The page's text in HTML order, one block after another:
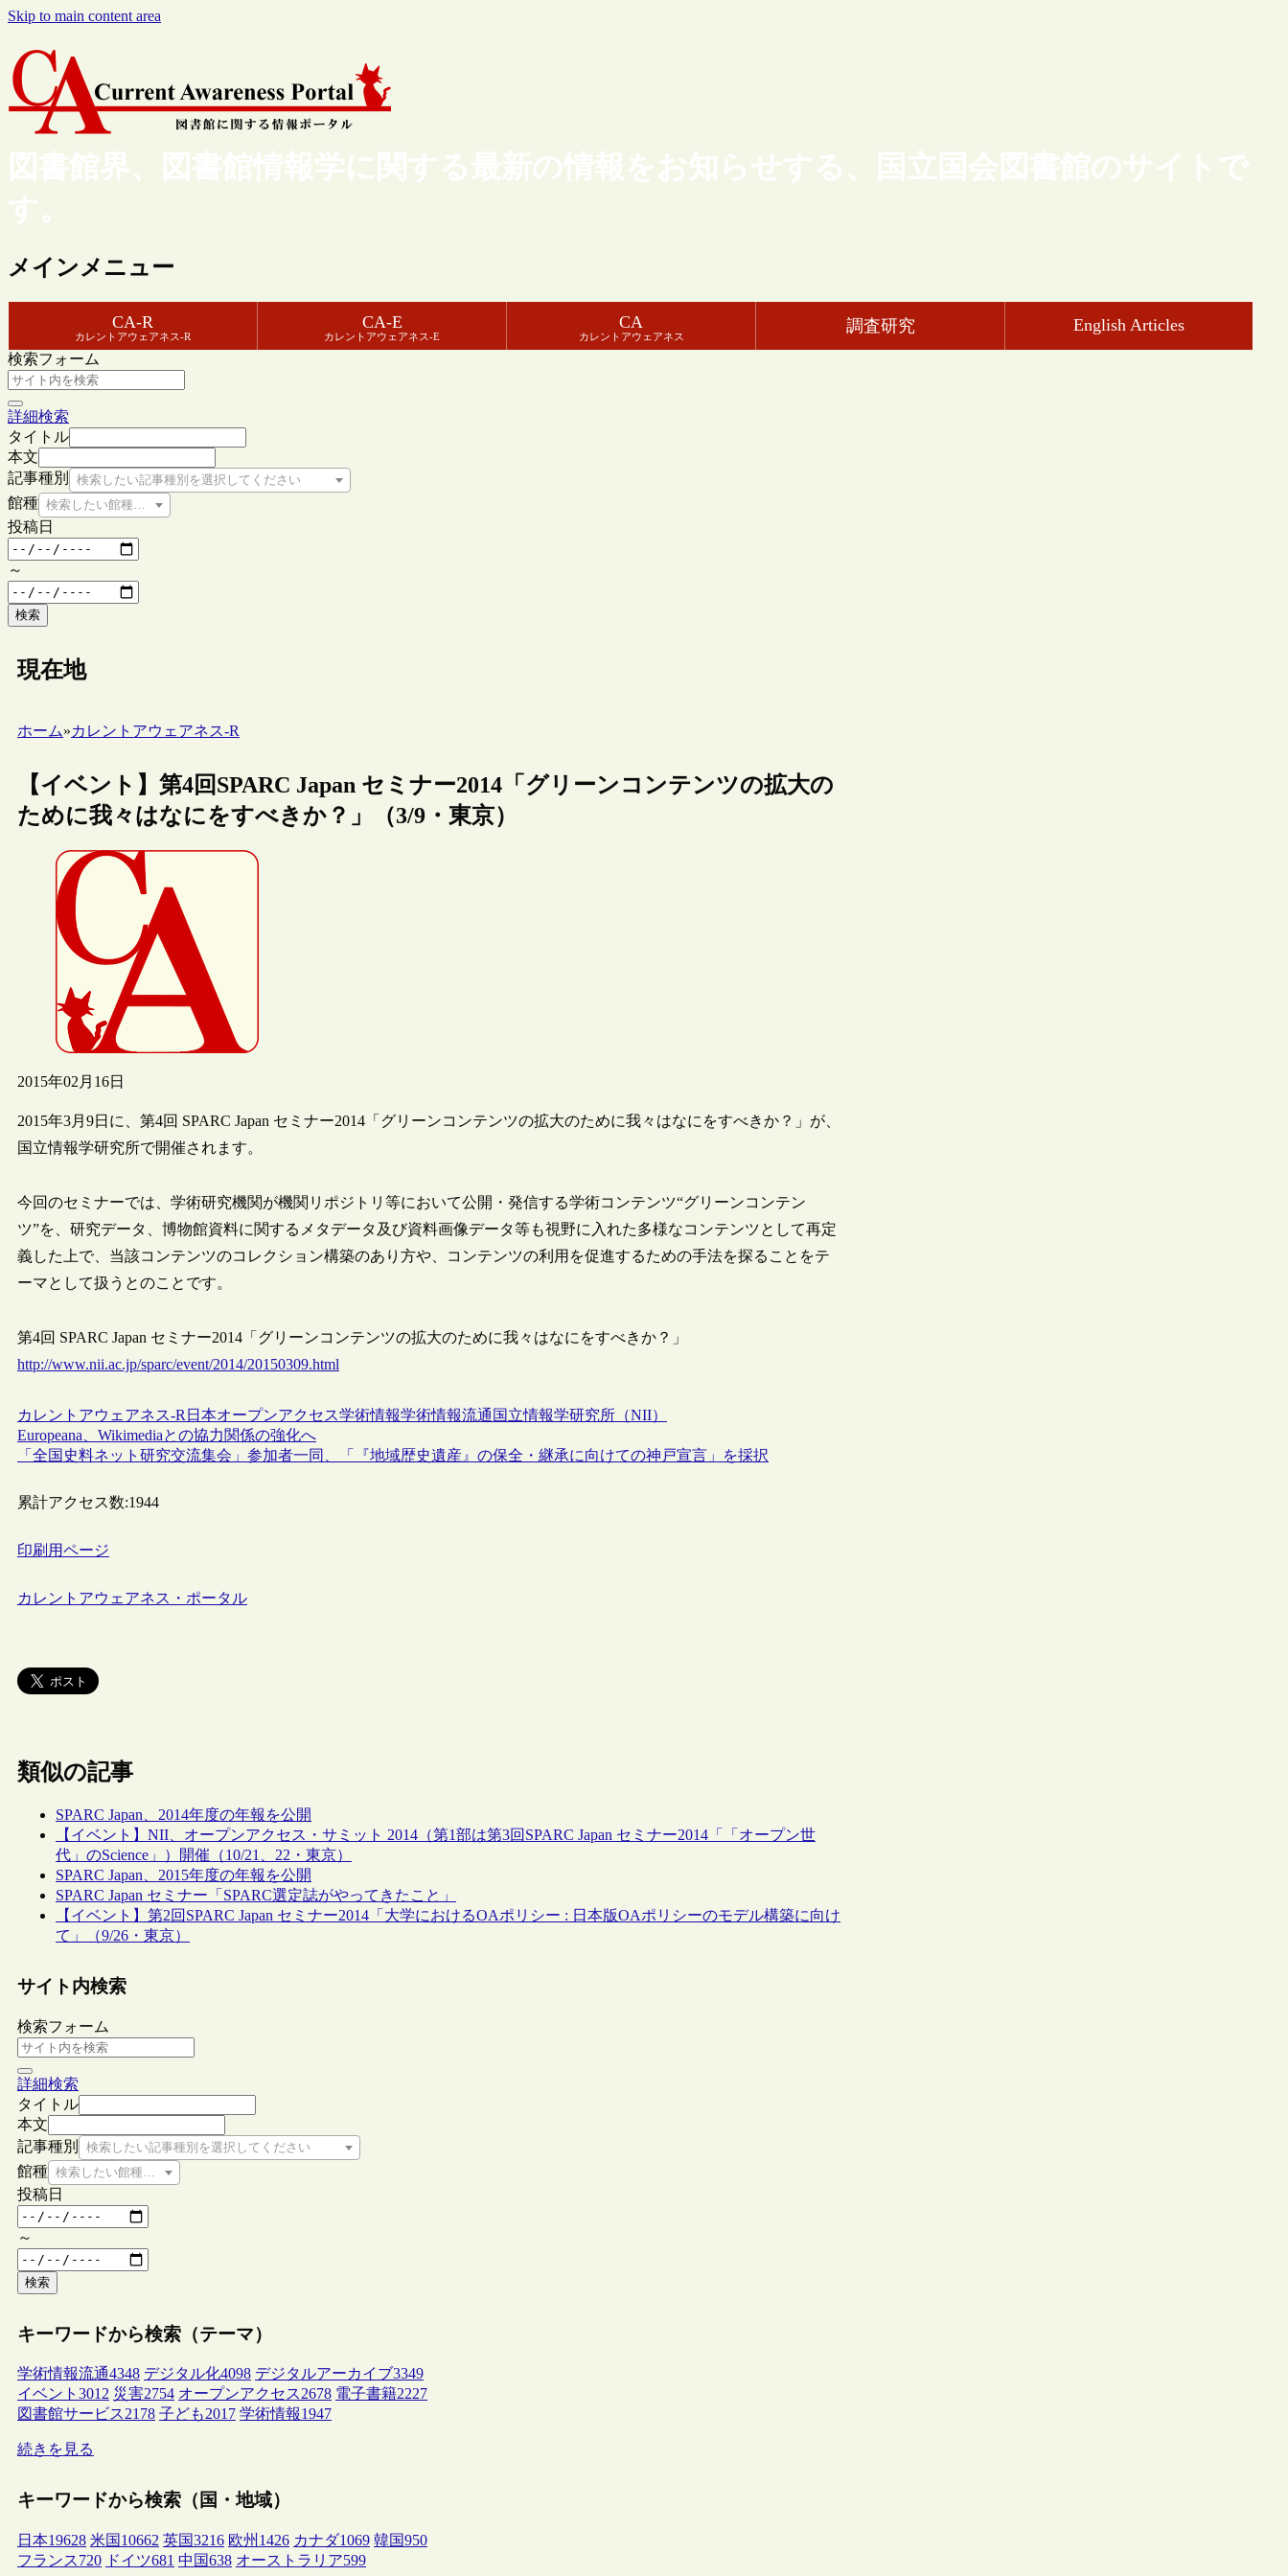
Skip to main content area
図書館界、図書館情報学に関する最新の情報をお知らせする、国立国会図書館のサイトで
す。
メインメニュー
CA-R
カレントアウェアネス-R
CA-E
カレントアウェアネス-E
CA
カレントアウェアネス
調査研究 English Articles
検索フォーム
詳細検索
タイトル
本文
記事種別
検索したい記事種別を選択してください
館種 検索したい館種を選択してください
投稿日
～
検索
現在地
ホーム»カレントアウェアネス-R
【イベント】第4回SPARC Japan セミナー2014「グリーンコンテンツの拡大の
ために我々はなにをすべきか？」（3/9・東京）
2015年02月16日
2015年3月9日に、第4回 SPARC Japan セミナー2014「グリーンコンテンツの拡大のために我々はなにをすべきか？」が、
国立情報学研究所で開催されます。
今回のセミナーでは、学術研究機関が機関リポジトリ等において公開・発信する学術コンテンツ“グリーンコンテン
ツ”を、研究データ、博物館資料に関するメタデータ及び資料画像データ等も視野に入れた多様なコンテンツとして再定
義した上で、当該コンテンツのコレクション構築のあり方や、コンテンツの利用を促進するための手法を探ることをテ
ーマとして扱うとのことです。
第4回 SPARC Japan セミナー2014「グリーンコンテンツの拡大のために我々はなにをすべきか？」
http://www.nii.ac.jp/sparc/event/2014/20150309.html
カレントアウェアネス-R 日本オープンアクセス学術情報学術情報流通 国立情報学研究所（NII）
Europeana、Wikimediaとの協力関係の強化へ
「全国史料ネット研究交流集会」参加者一同、「『地域歴史遺産』の保全・継承に向けての神戸宣言」を採択
累計アクセス数:1944
印刷用ページ
カレントアウェアネス・ポータル
類似の記事
SPARC Japan、2014年度の年報を公開
【イベント】NII、オープンアクセス・サミット 2014（第1部は第3回SPARC Japan セミナー2014「「オープン世
代」のScience」）開催（10/21、22・東京）
SPARC Japan、2015年度の年報を公開
SPARC Japan セミナー「SPARC選定誌がやってきたこと」
【イベント】第2回SPARC Japan セミナー2014「大学におけるOAポリシー : 日本版OAポリシーのモデル構築に向け
て」（9/26・東京）
サイト内検索
検索フォーム
詳細検索
タイトル
本文
記事種別
検索したい記事種別を選択してください
館種 検索したい館種を選択してください
投稿日
～
検索
キーワードから検索（テーマ）
学術情報流通4348 デジタル化4098 デジタルアーカイブ3349
イベント 3012 災害2754 オープンアクセス2678 電子書籍2227
図書館サービス2178 子ども2017 学術情報1947
続きを見る
キーワードから検索（国・地域）
日本19628 米国 10662 英国3216 欧州 1426 カナダ1069 韓国950
フランス720 ドイツ681 中国638 オーストラリア599